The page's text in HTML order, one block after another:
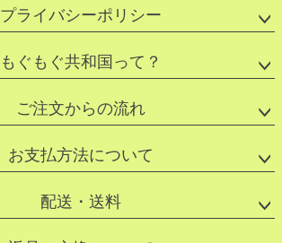
プライバシーポリシー
もぐもぐ共和国って？
ご注文からの流れ
お支払方法について
配送・送料